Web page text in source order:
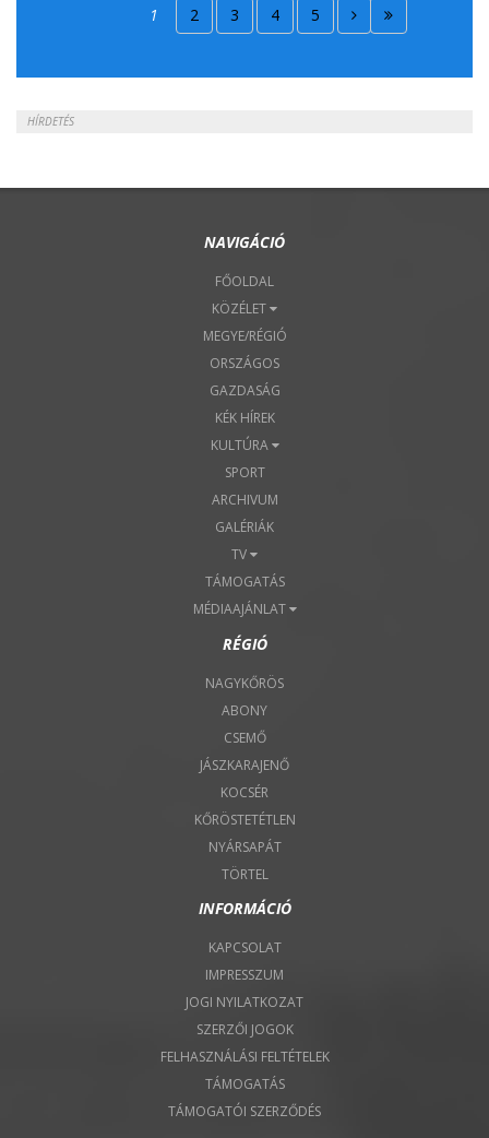
2018. Április 15.
1 2 3 4 5
HÍRDETÉS
NAVIGÁCIÓ
FŐOLDAL
KÖZÉLET
MEGYE/RÉGIÓ
ORSZÁGOS
GAZDASÁG
KÉK HÍREK
KULTÚRA
SPORT
ARCHIVUM
GALÉRIÁK
TV
TÁMOGATÁS
MÉDIAAJÁNLAT
RÉGIÓ
NAGYKŐRÖS
ABONY
CSEMŐ
JÁSZKARAJENŐ
KOCSÉR
KŐRÖSTETÉTLEN
NYÁRSAPÁT
TÖRTEL
INFORMÁCIÓ
KAPCSOLAT
IMPRESSZUM
JOGI NYILATKOZAT
SZERZŐI JOGOK
FELHASZNÁLÁSI FELTÉTELEK
TÁMOGATÁS
TÁMOGATÓI SZERZŐDÉS